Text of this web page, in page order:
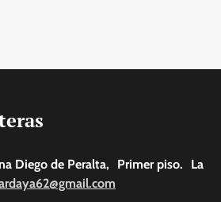
Diego de Peralta, Primer piso. La